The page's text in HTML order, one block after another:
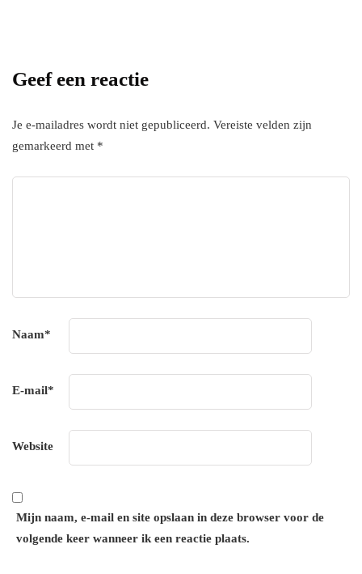
Geef een reactie
Je e-mailadres wordt niet gepubliceerd. Vereiste velden zijn
gemarkeerd met *
Naam*
E-mail*
Website
Mijn naam, e-mail en site opslaan in deze browser voor de
volgende keer wanneer ik een reactie plaats.